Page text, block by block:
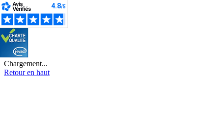
Chargement...
Retour en haut